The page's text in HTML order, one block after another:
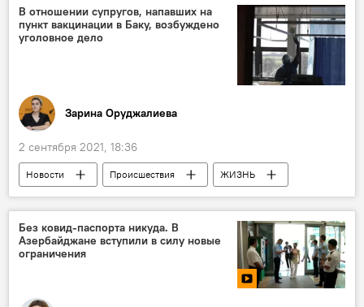
Официальный представитель МИД РФ Мария Захарова
Ереван
Анкара Баку
В отношении супругов, напавших на
пункт вакцинации в Баку, возбуждено
уголовное дело
Зарина Оруджалиева
2 сентября 2021, 18:36
Новости Происшествия
ЖИЗНЬ
Азербайджан
поликлиника
Баку
Вакцинация
Уголовное дело
Без ковид-паспорта никуда. В
Азербайджане вступили в силу новые
ограничения